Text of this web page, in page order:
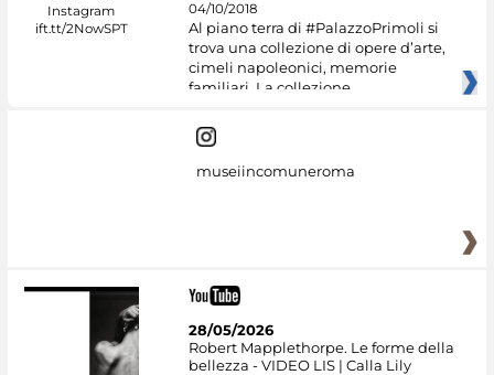
04/10/2018
Al piano terra di #PalazzoPrimoli si
trova una collezione di opere d’arte,
cimeli napoleonici, memorie
familiari. La collezione
museiincomuneroma
28/05/2026
Robert Mapplethorpe. Le forme della
bellezza - VIDEO LIS | Calla Lily